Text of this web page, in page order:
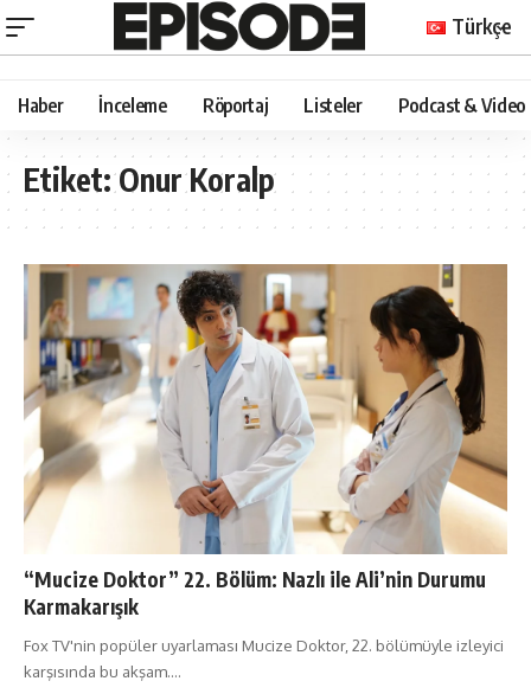
Türkçe
Haber İnceleme Röportaj Listeler Podcast & Video
Etiket:Onur Koralp
“Mucize Doktor” 22. Bölüm: Nazlı ile Ali’nin Durumu
Karmakarışık
Fox TV'nin popüler uyarlaması Mucize Doktor, 22. bölümüyle izleyici
karşısında bu akşam.…